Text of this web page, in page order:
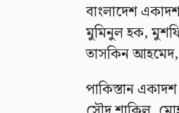
বাংলাদেশ
মুমিনুল হক,
তাসকিন আহমেদ,
পাকিস্তান